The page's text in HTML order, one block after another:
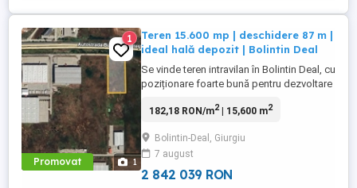
Promovat 1
1
Teren 15.600 mp | deschidere 87 m |
ideal hală depozit | Bolintin Deal
Se vinde teren intravilan în Bolintin Deal, cu
poziționare foarte bună pentru dezvoltare
Suprafață generoasă și deschidere mare
suprafată totală: 15.600 mp deschidere:
87,4 m la drum acces facil din zonă ...
182,18 RON/m2| 15,600 m2
Bolintin-Deal, Giurgiu
7 august
2 842 039 RON